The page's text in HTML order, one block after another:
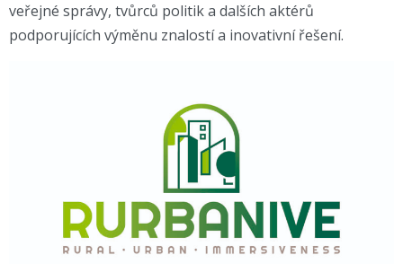
veřejné správy, tvůrců politik a dalších aktérů
podporujících výměnu znalostí a inovativní řešení.